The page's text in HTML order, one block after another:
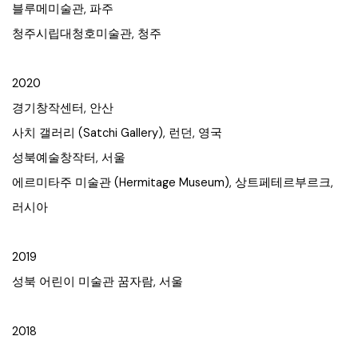
블루메미술관, 파주
청주시립대청호미술관, 청주
2020
경기창작센터, 안산
사치 갤러리 (Satchi Gallery), 런던, 영국
성북예술창작터, 서울
에르미타주 미술관 (Hermitage Museum), 상트페테르부르크,
러시아
2019
성북 어린이 미술관 꿈자람, 서울
2018